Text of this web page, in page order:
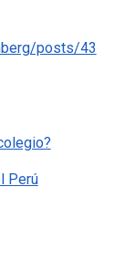
posts/43
Perú